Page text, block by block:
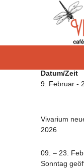
Datum/Zeit
9. Februar -
Vivarium
2026
09. – 23.
Sonntag